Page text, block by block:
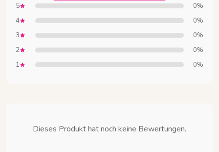
5 0%
4 0%
3 0%
2 0%
1 0%
Dieses Produkt hat noch keine Bewertungen.